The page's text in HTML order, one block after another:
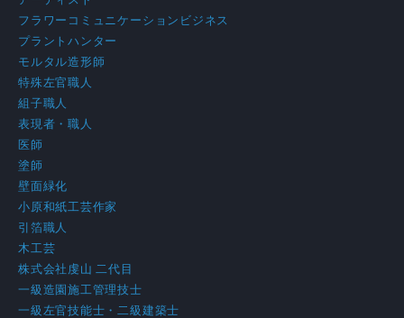
フラワーコミュニケーションビジネス
プラントハンター
モルタル造形師
特殊左官職人
組子職人
表現者・職人
医師
塗師
壁面緑化
小原和紙工芸作家
引箔職人
木工芸
株式会社虔山 二代目
一級造園施工管理技士
一級左官技能士・二級建築士